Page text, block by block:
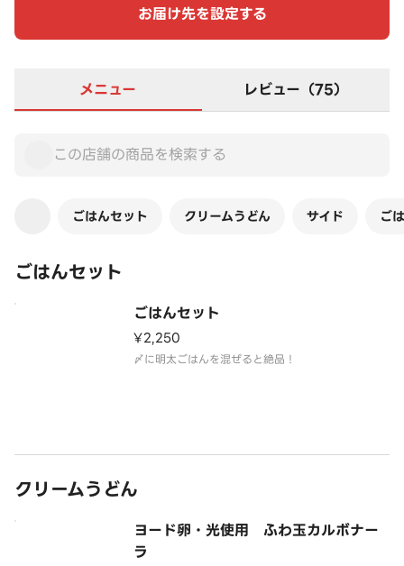
お届け先を設定する
メニュー レビュー（75）
ごはんセット クリームうどん サイド ご
ごはんセット
ごはんセット
¥2,250
〆に明太ごはんを混ぜると絶品！
クリームうどん
ヨード卵・光使用 ふわ玉カルボナー
ラ